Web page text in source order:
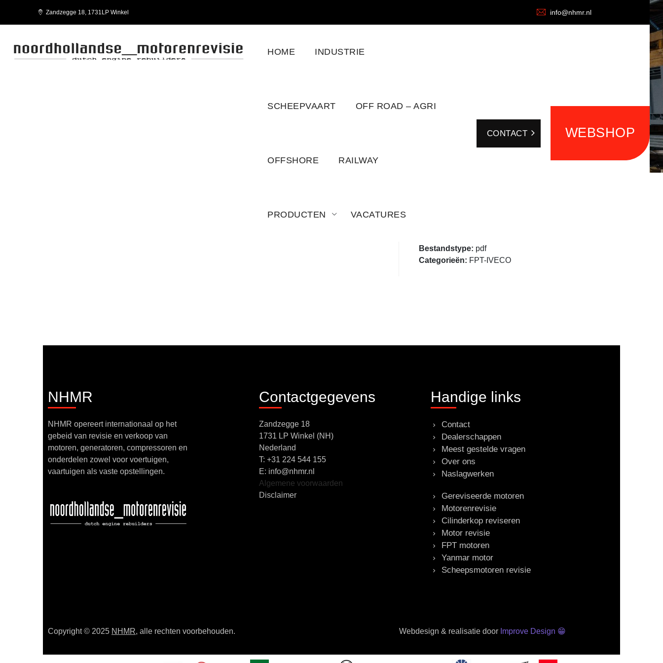
Zandzegge 18, 1731LP Winkel info@nhmr.nl
HOME INDUSTRIE
SCHEEPVAART OFF ROAD – AGRI
OFFSHORE RAILWAY
PRODUCTEN VACATURES
CONTACT WEBSHOP
FPT-IVECO-WORKSHOP MANUAL VECTOR 08 ENT M75 M11 M12
Bestandstype: pdf
Categorieën: FPT-IVECO
NHMR
NHMR opereert internationaal op het
gebeid van revisie en verkoop van
motoren, generatoren, compressoren en
onderdelen zowel voor voertuigen,
vaartuigen als vaste opstellingen.
Contactgegevens
Zandzegge 18
1731 LP Winkel (NH)
Nederland
T: +31 224 544 155
E: info@nhmr.nl
Algemene voorwaarden
Disclaimer
Handige links
Contact
Dealerschappen
Meest gestelde vragen
Over ons
Naslagwerken
Gereviseerde motoren
Motorenrevisie
Cilinderkop reviseren
Motor revisie
FPT motoren
Yanmar motor
Scheepsmotoren revisie
Copyright © 2025 NHMR, alle rechten voorbehouden. Webdesign & realisatie door Improve Design 😁